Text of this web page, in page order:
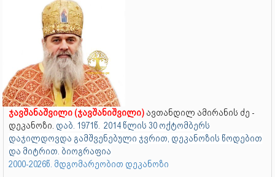
ჯავშანაშვილი (ჯავშანიშვილი) ავთანდილ ამირანის ძე -
დეკანოზი. დაბ. 1971წ. 2014 წლის 30 ოქტომბერს
დაჯილდოვდა გამშვენებული ჯვრით, დეკანოზის წოდებით
და მიტრით. ბიოგრაფია
2000-2026წ. მდგომარეობით დეკანოზი